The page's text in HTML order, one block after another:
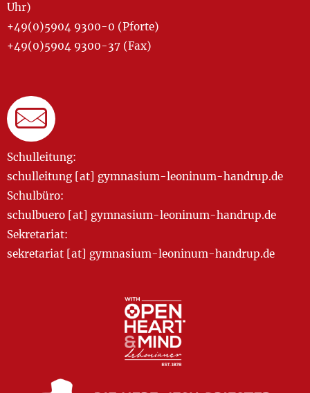
Uhr)
+49(0)5904 9300-0 (Pforte)
+49(0)5904 9300-37 (Fax)
Schulleitung:
schulleitung [at] gymnasium-leoninum-handrup.de
Schulbüro:
schulbuero [at] gymnasium-leoninum-handrup.de
Sekretariat:
sekretariat [at] gymnasium-leoninum-handrup.de